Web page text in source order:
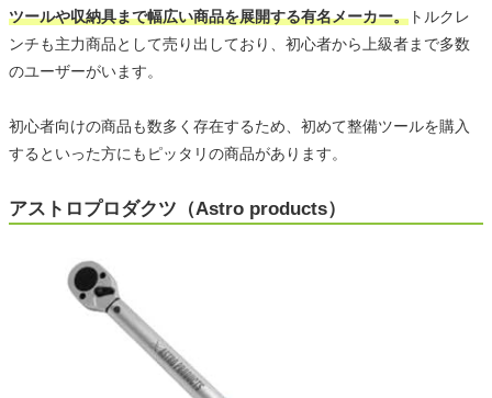
ツールや収納具まで幅広い商品を展開する有名メーカー。 トルクレ
ンチも主力商品として売り出しており、初心者から上級者まで多数
のユーザーがいます。
初心者向けの商品も数多く存在するため、初めて整備ツールを購入
するといった方にもピッタリの商品があります。
アストロプロダクツ（Astro products）